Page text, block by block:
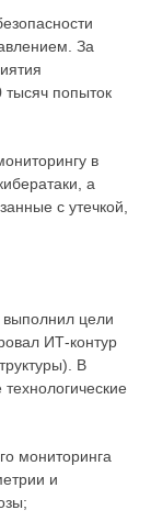
За
тысяч попыток
в
а
с утечкой,
выполнил цели
ИТ-контур
В
мониторинга
и